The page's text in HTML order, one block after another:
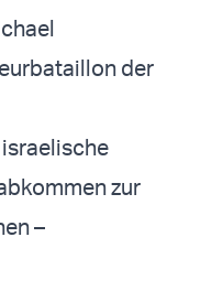
der
zur
–